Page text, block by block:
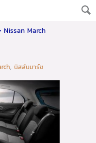
Nissan March
, นิสสันมาร์ช